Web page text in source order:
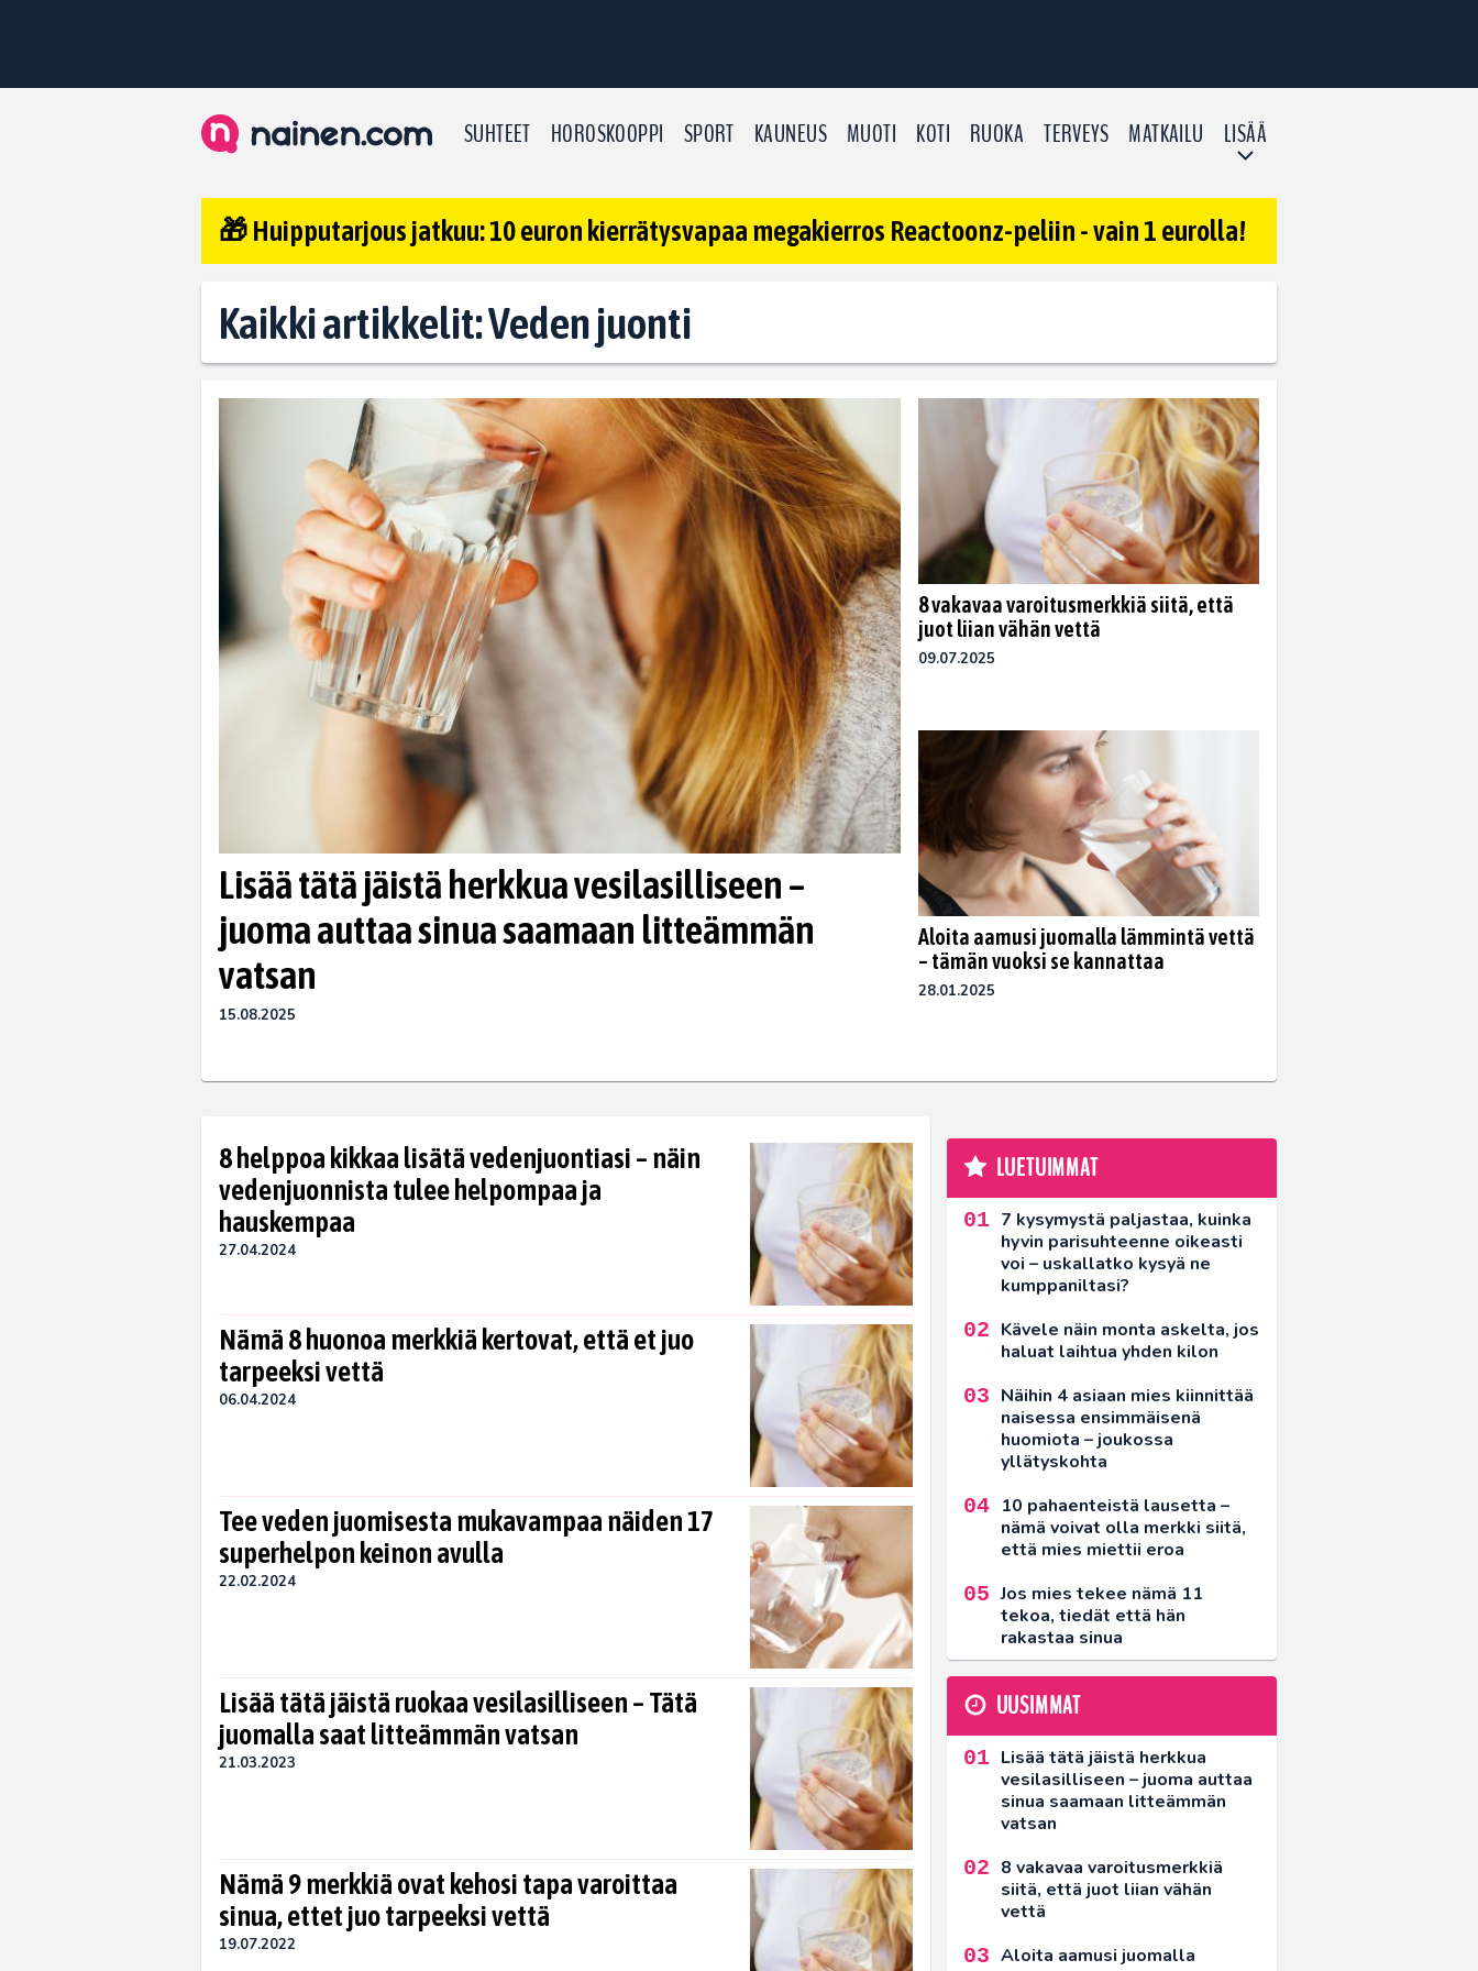
SUHTEET HOROSKOOPPI SPORT KAUNEUS MUOTI KOTI RUOKA TERVEYS MATKAILU LISÄÄ
🎁 Huipputarjous jatkuu: 10 euron kierrätysvapaa megakierros Reactoonz-peliin - vain 1 eurolla!
Kaikki artikkelit: Veden juonti
Lisää tätä jäistä herkkua vesilasilliseen –
juoma auttaa sinua saamaan litteämmän
vatsan
15.08.2025
8 vakavaa varoitusmerkkiä siitä, että
juot liian vähän vettä
09.07.2025
Aloita aamusi juomalla lämmintä vettä
– tämän vuoksi se kannattaa
28.01.2025
8 helppoa kikkaa lisätä vedenjuontiasi – näin
vedenjuonnista tulee helpompaa ja
hauskempaa
27.04.2024
Nämä 8 huonoa merkkiä kertovat, että et juo
tarpeeksi vettä
06.04.2024
Tee veden juomisesta mukavampaa näiden 17
superhelpon keinon avulla
22.02.2024
Lisää tätä jäistä ruokaa vesilasilliseen – Tätä
juomalla saat litteämmän vatsan
21.03.2023
Nämä 9 merkkiä ovat kehosi tapa varoittaa
sinua, ettet juo tarpeeksi vettä
19.07.2022
LUETUIMMAT
7 kysymystä paljastaa, kuinka
hyvin parisuhteenne oikeasti
voi – uskallatko kysyä ne
kumppaniltasi?
Kävele näin monta askelta, jos
haluat laihtua yhden kilon
Näihin 4 asiaan mies kiinnittää
naisessa ensimmäisenä
huomiota – joukossa
yllätyskohta
10 pahaenteistä lausetta –
nämä voivat olla merkki siitä,
että mies miettii eroa
Jos mies tekee nämä 11
tekoa, tiedät että hän
rakastaa sinua
UUSIMMAT
Lisää tätä jäistä herkkua
vesilasilliseen – juoma auttaa
sinua saamaan litteämmän
vatsan
8 vakavaa varoitusmerkkiä
siitä, että juot liian vähän
vettä
Aloita aamusi juomalla